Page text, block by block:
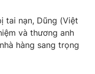
tai nạn, Dũng (Việt
và thương anh
hàng sang trọng